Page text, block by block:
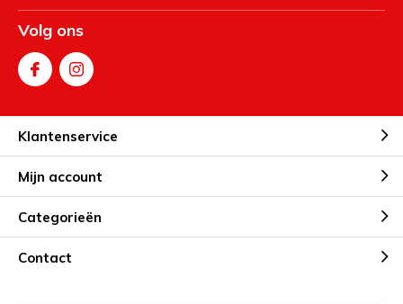
Volg ons
Klantenservice
Mijn account
Categorieën
Contact